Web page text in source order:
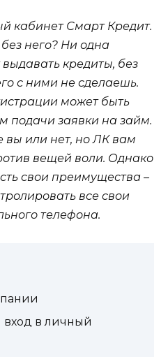
кабинет Смарт Кредит.
без него? Ни одна
кредиты, без
с ними не сделаешь.
может быть
подачи заявки на займ.
вы или нет, но ЛК вам
вещей воли. Однако
свои преимущества –
все свои
телефона.
вход в личный